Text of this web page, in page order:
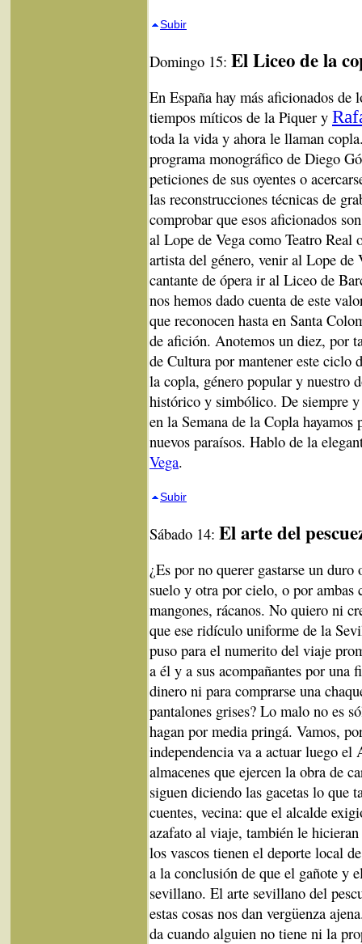
Subir
Domingo 15: El Liceo de la
En España hay más aficionados de
tiempos míticos de la Piquer y
toda la vida y ahora le llaman
programa monográfico de Diego
peticiones de sus oyentes o
las reconstrucciones técnicas de
comprobar que esos aficionados
al Lope de Vega como Teatro Real
artista del género, venir al Lope de
cantante de ópera ir al Liceo de
nos hemos dado cuenta de este
que reconocen hasta en Santa
de afición. Anotemos un diez, por
de Cultura por mantener este ciclo
la copla, género popular y nuestro
histórico y simbólico. De siempre
en la Semana de la Copla
nuevos paraísos. Hablo de la
Vega.
Subir
Sábado 14: El arte del
¿Es por no querer gastarse un
suelo y otra por cielo, o por ambas
mangones, rácanos. No quiero ni
que ese ridículo uniforme de la
puso para el numerito del viaje
a él y a sus acompañantes por una
dinero ni para comprarse una
pantalones grises? Lo malo no es
hagan por media pringá. Vamos,
independencia va a actuar luego el
almacenes que ejercen la obra de
siguen diciendo las gacetas lo que
cuentes, vecina: que el alcalde
azafato al viaje, también le
los vascos tienen el deporte local
a la conclusión de que el gañote y
sevillano. El arte sevillano del
estas cosas nos dan vergüenza
da cuando alguien no tiene ni la